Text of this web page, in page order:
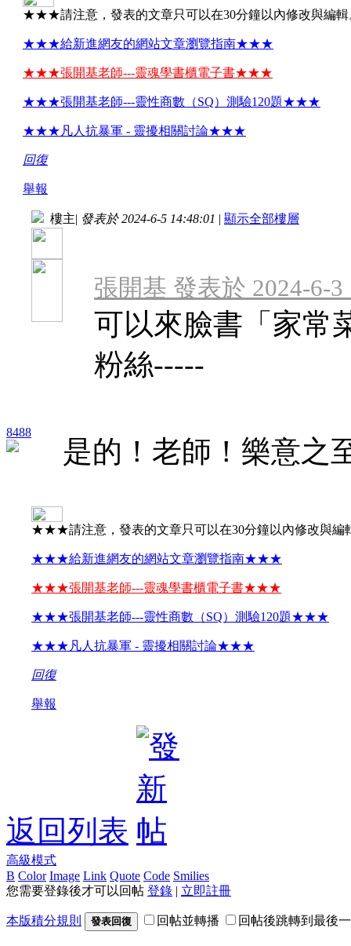
★★★請注意，發表的文章只可以在30分鐘以內修改與
★★★給新進網友的網站文章瀏覽指南★★★
★★★張開基老師---靈魂學書櫃電子書★★★
★★★張開基老師---靈性商數（SQ）測驗120題★★★
★★★凡人抗暴軍 - 靈擾相關討論★★★
回復
舉報
8488
樓主| 發表於 2024-6-5 14:48:01 | 顯示全部樓層
張開基 發表於 2024-6-3
可以來臉書「家常
粉絲-----
是的！老師！樂意之
★★★請注意，發表的文章只可以在30分鐘以內修改與
★★★給新進網友的網站文章瀏覽指南★★★
★★★張開基老師---靈魂學書櫃電子書★★★
★★★張開基老師---靈性商數（SQ）測驗120題★★★
★★★凡人抗暴軍 - 靈擾相關討論★★★
回復
舉報
返回列表
高級模式
B Color Image Link Quote Code Smilies
您需要登錄後才可以回帖 登錄 | 立即註冊
本版積分規則 發表回復 回帖並轉播 回帖後跳轉到最後